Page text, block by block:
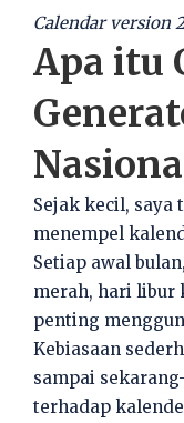
Calendar version
Apa itu
Sejak kecil, saya
menempel
Setiap awal
merah, hari libur
penting
Kebiasaan
sampai
terhadap